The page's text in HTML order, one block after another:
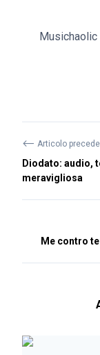
Musichaolic
⟵ Articolo
Diodato: audio,
meravigliosa
Me contro